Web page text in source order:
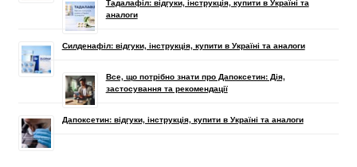
Тадалафіл: відгуки, інструкція, купити в Україні та
аналоги
Силденафіл: відгуки, інструкція, купити в Україні та аналоги
Все, що потрібно знати про Дапоксетин: Дія,
застосування та рекомендації
Дапоксетин: відгуки, інструкція, купити в Україні та аналоги